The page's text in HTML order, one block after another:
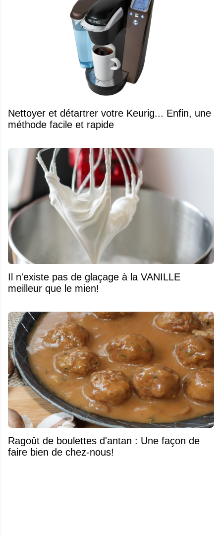
Nettoyer et détartrer votre Keurig... Enfin, une
méthode facile et rapide
Il n'existe pas de glaçage à la VANILLE
meilleur que le mien!
Ragoût de boulettes d'antan : Une façon de
faire bien de chez-nous!